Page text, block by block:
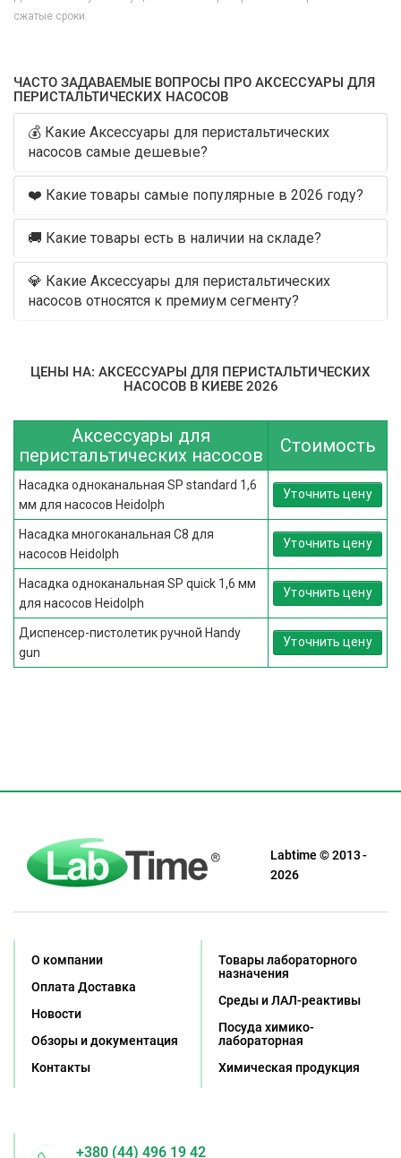
сжатые сроки.
ЧАСТО ЗАДАВАЕМЫЕ ВОПРОСЫ ПРО АКСЕССУАРЫ ДЛЯ
ПЕРИСТАЛЬТИЧЕСКИХ НАСОСОВ
💰 Какие Аксессуары для перистальтических
насосов самые дешевые?
❤️ Какие товары самые популярные в 2026 году?
🚚 Какие товары есть в наличии на складе?
💎 Какие Аксессуары для перистальтических
насосов относятся к премиум сегменту?
ЦЕНЫ НА: АКСЕССУАРЫ ДЛЯ ПЕРИСТАЛЬТИЧЕСКИХ
НАСОСОВ В КИЕВЕ 2026
Аксессуары для
перистальтических насосов
Стоимость
Насадка одноканальная SP standard 1,6
мм для насосов Heidolph
Уточнить цену
Насадка многоканальная C8 для
насосов Heidolph
Уточнить цену
Насадка одноканальная SP quick 1,6 мм
для насосов Heidolph
Уточнить цену
Диспенсер-пистолетик ручной Handy
gun
Уточнить цену
Labtime © 2013 -
2026
О компании
Оплата Доставка
Новости
Обзоры и документация
Контакты
Товары лабораторного
назначения
Среды и ЛАЛ-реактивы
Посуда химико-
лабораторная
Химическая продукция
+380 (44) 496 19 42